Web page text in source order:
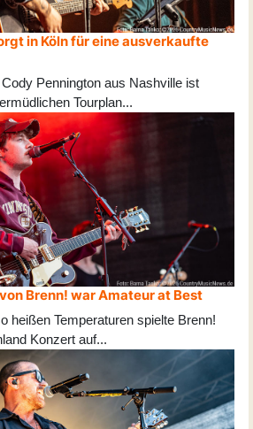
in Köln für eine ausverkaufte
Pennington aus Nashville ist
Tourplan...
Brenn! war Amateur at Best
heißen Temperaturen spielte Brenn!
Konzert auf...